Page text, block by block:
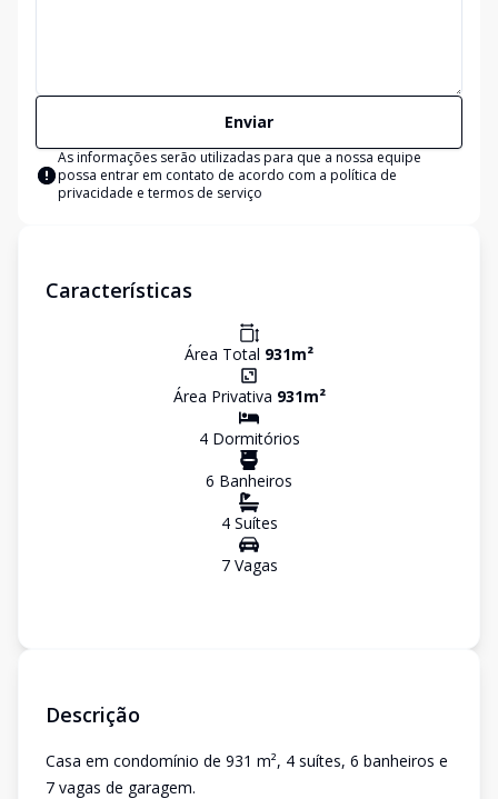
Enviar
As informações serão utilizadas para que a nossa equipe
possa entrar em contato de acordo com a política de
privacidade e termos de serviço
Características
Área Total 931m²
Área Privativa 931m²
4Dormitórios
6 Banheiros
4Suítes
7Vagas
Descrição
Casa em condomínio de 931 m², 4 suítes, 6 banheiros e
7 vagas de garagem.